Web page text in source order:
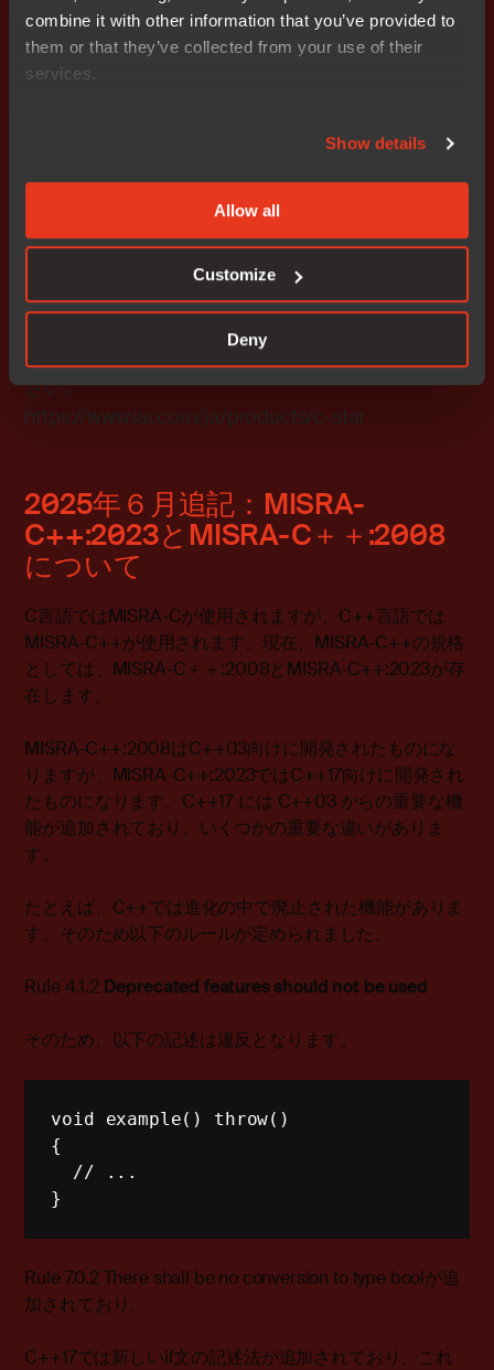
combine it with other information that you’ve provided to
them or that they’ve collected from your use of their
services.
Show details
Allow all
Customize
Deny
MISRA-C:2023は安全性が必要な分野でのCプログラマ
のために必要な進化をしました。更新されたガイドライ
将来性のあるコードを作成するのに役立ちます。すでに
新しいガイドラインとそれを支えるIARのCSTATを採用
することで、次世代の組み込み開発に取り組む準備が整
います。
についてより詳しい情報は下記をご覧くだ
さい。
https://www.iar.com/ja/products/c-stat
2025年６月追記：MISRA-
C++:2023とMISRA-C＋＋:2008
について
C言語ではMISRA-Cが使用されますが、C++言語では
MISRA-C++が使用されます。現在、MISRA-C++の規格
としては、MISRA-C＋＋:2008とMISRA-C++:2023が存
在します。
MISRA-C++:2008はC++03向けに開発されたものにな
りますが、MISRA-C++:2023ではC++17向けに開発され
たものになります。C++17 には C++03 からの重要な機
能が追加されており、いくつかの重要な違いがありま
す。
たとえば、C++では進化の中で廃止された機能がありま
す。そのため以下のルールが定められました。
Rule 4.1.2 Deprecated features should not be used
そのため、以下の記述は違反となります。
void example() throw()
{
// ...
}
Rule 7.0.2 There shall be no conversion to type boolが追
加されており、
C++17では新しいif文の記述法が追加されており、これ